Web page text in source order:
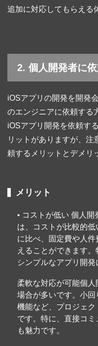
追加に対応してもらえる
2. 個人開発者に
iOSアプリの開発を開発
のエンジニアに依頼する
iOSアプリ開発を依頼す
リットがありますが、注
頼するメリットとデメリ
メリット
• コストが低い 個人開
は、コストが比較的
に比べ、固定費や人
えることができます
シンプルなアプリ開発
柔軟な対応が可能個
場合が多いです。小
機能など、プロジェ
です。特に、直接コ
も魅力です。